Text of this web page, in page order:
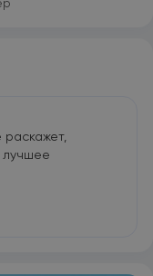
раскажет,
лучшее